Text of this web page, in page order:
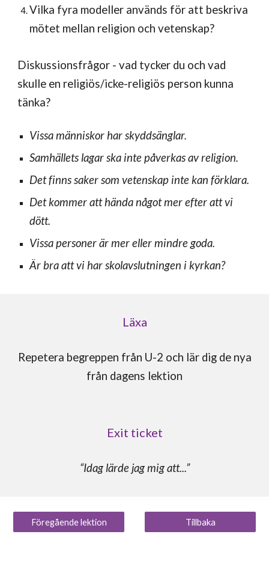
Vilka fyra modeller används för att beskriva
mötet mellan religion och vetenskap?
Diskussionsfrågor - vad tycker du och vad
skulle en religiös/icke-religiös person kunna
tänka?
Vissa människor har skyddsänglar.
Samhällets lagar ska inte påverkas av religion.
Det finns saker som vetenskap inte kan förklara.
Det kommer att hända något mer efter att vi
dött.
Vissa personer är mer eller mindre goda.
Är bra att vi har skolavslutningen i kyrkan?
Läxa
Repetera begreppen från U-2 och lär dig de nya
från dagens lektion
Exit ticket
“Idag lärde jag mig att...”
Föregående lektion Tillbaka